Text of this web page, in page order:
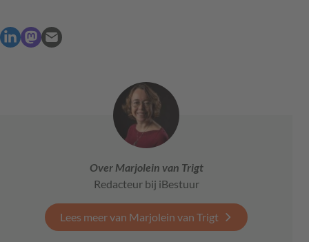
Over Marjolein van Trigt
Redacteur bij iBestuur
Lees meer van Marjolein van Trigt